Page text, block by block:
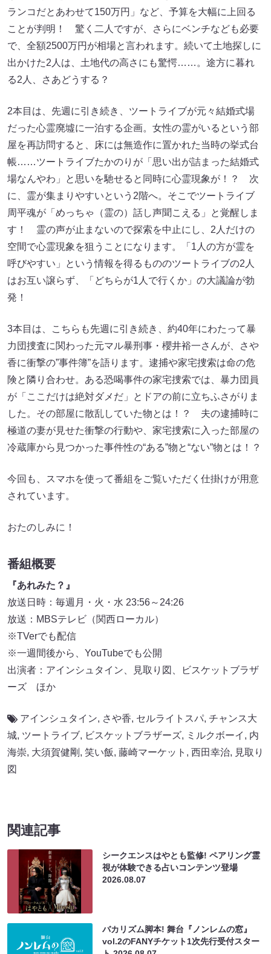
ランコだとあわせて150万円」など、予算を大幅に上回る
ことが判明！ 驚く二人ですが、さらにベンチなども必要
で、全額2500万円が相場と言われます。続いて土地探しに
出かけた2人は、土地代の高さにも驚愕……。途方に暮れ
る2人、さあどうする？
2本目は、先週に引き続き、ツートライブが元々結婚式場
だった心霊廃墟に一泊する企画。女性の霊がいるという部
屋を再訪問すると、床には無造作に置かれた当時の挙式台
帳……ツートライブたかのりが「思い出が詰まった結婚式
場なんやわ」と思いを馳せると同時に心霊現象が！？ 次
に、霊が集まりやすいという2階へ。そこでツートライブ
周平魂が「めっちゃ（霊の）話し声聞こえる」と覚醒しま
す！ 霊の声が止まないので探索を中止にし、2人だけの
空間で心霊現象を狙うことになります。「1人の方が霊を
呼びやすい」という情報を得るもののツートライブの2人
はお互い譲らず、「どちらが1人で行くか」の大議論が勃
発！
3本目は、こちらも先週に引き続き、約40年にわたって暴
力団捜査に関わった元マル暴刑事・櫻井裕一さんが、さや
香に衝撃の”事件簿”を語ります。逮捕や家宅捜索は命の危
険と隣り合わせ。ある恐喝事件の家宅捜索では、暴力団員
が「ここだけは絶対ダメだ」とドアの前に立ちふさがりま
した。その部屋に散乱していた物とは！？ 夫の逮捕時に
極道の妻が見せた衝撃の行動や、家宅捜索に入った部屋の
冷蔵庫から見つかった事件性の“ある”物と“ない”物とは！？
今回も、スマホを使って番組をご覧いただく仕掛けが用意
されています。
おたのしみに！
番組概要
『あれみた？』
放送日時：毎週月・火・水 23:56～24:26
放送：MBSテレビ（関西ローカル）
※TVerでも配信
※一週間後から、YouTubeでも公開
出演者：アインシュタイン、見取り図、ビスケットブラザ
ーズ ほか
アインシュタイン, さや香, セルライトスパ, チャンス大
城, ツートライブ, ビスケットブラザーズ, ミルクボーイ , 内
海崇, 大須賀健剛 , 笑い飯, 藤崎マーケット , 西田幸治, 見取り
図
関連記事
シークエンスはやとも監修! ペアリング霊
視が体験できる占いコンテンツ登場
2026.08.07
バカリズム脚本! 舞台『ノンレムの窓』
vol.2のFANYチケット1次先行受付スター